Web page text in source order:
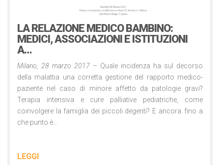
LA RELAZIONE MEDICO BAMBINO:
MEDICI, ASSOCIAZIONI E ISTITUZIONI
A…
Milano, 28 marzo 2017 – Quale incidenza ha sul decorso
della malattia una corretta gestione del rapporto medico-
paziente nel caso di minore affetto da patologie gravi?
Terapia intensiva e cure palliative pediatriche, come
coinvolgere la famiglia dei piccoli degenti? E ancora: fino a
che punto è…
LEGGI